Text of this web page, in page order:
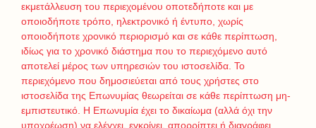
εκμετάλλευση του περιεχομένου οποτεδήποτε και με
οποιοδήποτε τρόπο, ηλεκτρονικό ή έντυπο, χωρίς
οποιοδήποτε χρονικό περιορισμό και σε κάθε περίπτωση,
ιδίως για το χρονικό διάστημα που το περιεχόμενο αυτό
αποτελεί μέρος των υπηρεσιών του ιστοσελίδα. Το
περιεχόμενο που δημοσιεύεται από τους χρήστες στο
ιστοσελίδα της Επωνυμίας θεωρείται σε κάθε περίπτωση μη-
εμπιστευτικό. Η Επωνυμία έχει το δικαίωμα (αλλά όχι την
υποχρέωση) να ελέγχει, εγκρίνει, απορρίπτει ή διαγράφει